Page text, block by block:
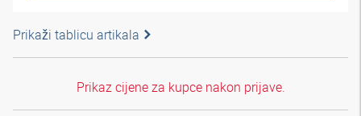
Prikaži tablicu artikala
Prikaz cijene za kupce nakon prijave.